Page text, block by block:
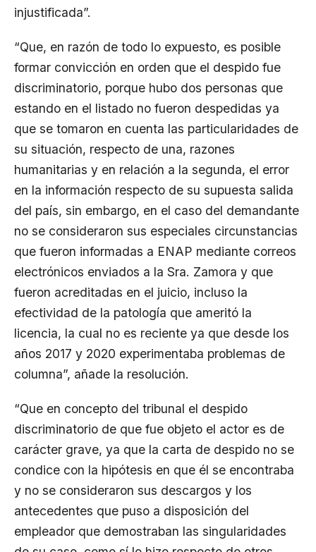
injustificada”.
“Que, en razón de todo lo expuesto, es posible
formar convicción en orden que el despido fue
discriminatorio, porque hubo dos personas que
estando en el listado no fueron despedidas ya
que se tomaron en cuenta las particularidades de
su situación, respecto de una, razones
humanitarias y en relación a la segunda, el error
en la información respecto de su supuesta salida
del país, sin embargo, en el caso del demandante
no se consideraron sus especiales circunstancias
que fueron informadas a ENAP mediante correos
electrónicos enviados a la Sra. Zamora y que
fueron acreditadas en el juicio, incluso la
efectividad de la patología que ameritó la
licencia, la cual no es reciente ya que desde los
años 2017 y 2020 experimentaba problemas de
columna”, añade la resolución.
“Que en concepto del tribunal el despido
discriminatorio de que fue objeto el actor es de
carácter grave, ya que la carta de despido no se
condice con la hipótesis en que él se encontraba
y no se consideraron sus descargos y los
antecedentes que puso a disposición del
empleador que demostraban las singularidades